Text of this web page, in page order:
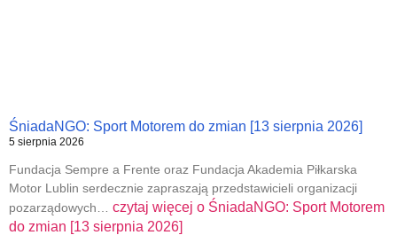
ŚniadaNGO: Sport Motorem do zmian [13 sierpnia 2026]
5 sierpnia 2026
Fundacja Sempre a Frente oraz Fundacja Akademia Piłkarska
Motor Lublin serdecznie zapraszają przedstawicieli organizacji
pozarządowych… czytaj więcej o ŚniadaNGO: Sport Motorem
do zmian [13 sierpnia 2026]